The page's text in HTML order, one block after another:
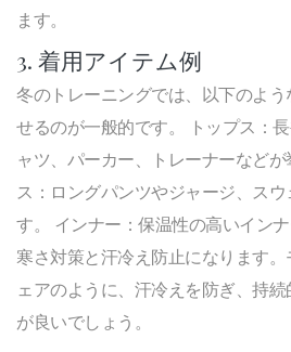
ます。
3. 着用アイテム例
冬のトレーニングでは、以下のよ
せるのが一般的です。 トップス：
ャツ、パーカー、トレーナーなど
ス：ロングパンツやジャージ、ス
す。 インナー：保温性の高いインナ
寒さ対策と汗冷え防止になります
ェアのように、汗冷えを防ぎ、持
が良いでしょう。